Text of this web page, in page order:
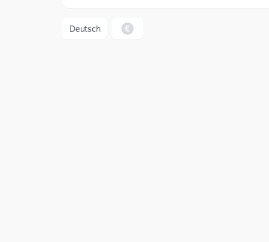
Deutsch